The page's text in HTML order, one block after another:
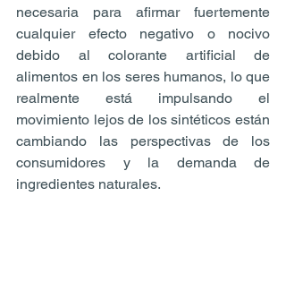
necesaria para afirmar fuertemente
cualquier efecto negativo o nocivo
debido al colorante artificial de
alimentos en los seres humanos, lo que
realmente está impulsando el
movimiento lejos de los sintéticos están
cambiando las perspectivas de los
consumidores y la demanda de
ingredientes naturales.